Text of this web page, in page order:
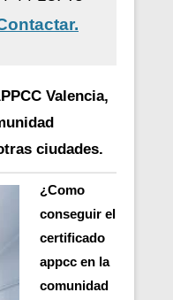
Valencia,
ciudades.
¿Como
conseguir el
certificado
appcc en la
comunidad